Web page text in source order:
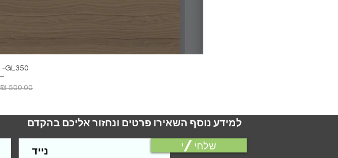
GL350- חיפוי דגם
מחיר רגיל
למידע נוסף השאירו פרטים ונחזור אליכם בהקדם
שלחי/י